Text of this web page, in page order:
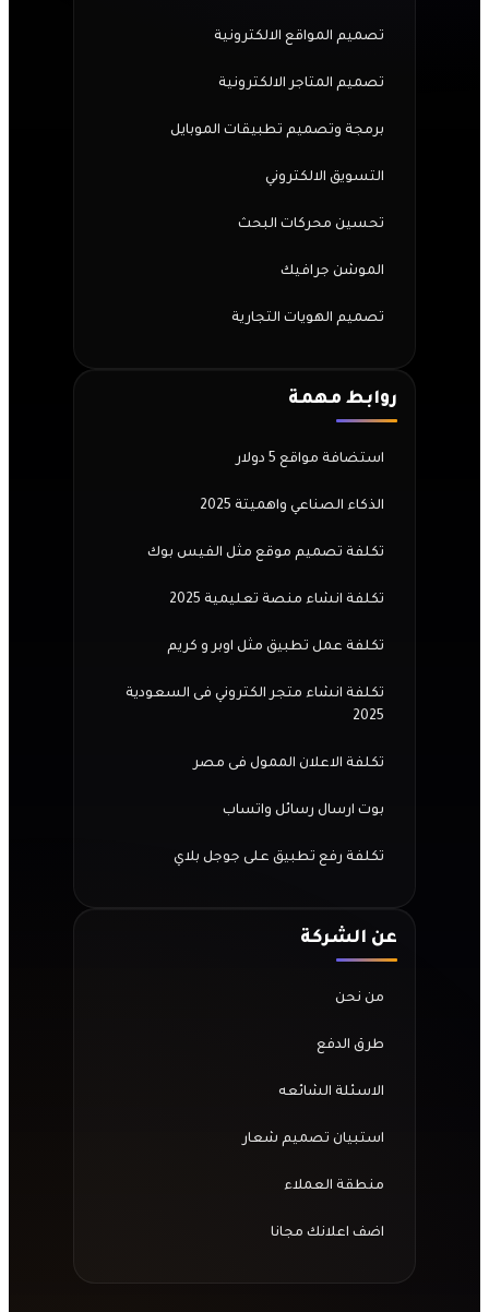
تصميم المواقع الالكترونية
تصميم المتاجر الالكترونية
برمجة وتصميم تطبيقات الموبايل
التسويق الالكتروني
تحسين محركات البحث
الموشن جرافيك
تصميم الهويات التجارية
روابط مهمة
استضافة مواقع 5 دولار
الذكاء الصناعي واهميتة 2025
تكلفة تصميم موقع مثل الفيس بوك
تكلفة انشاء منصة تعليمية 2025
تكلفة عمل تطبيق مثل اوبر و كريم
تكلفة انشاء متجر الكتروني فى السعودية
2025
تكلفة الاعلان الممول فى مصر
بوت ارسال رسائل واتساب
تكلفة رفع تطبيق على جوجل بلاي
عن الشركة
من نحن
طرق الدفع
الاسئلة الشائعه
استبيان تصميم شعار
منطقة العملاء
اضف اعلانك مجانا